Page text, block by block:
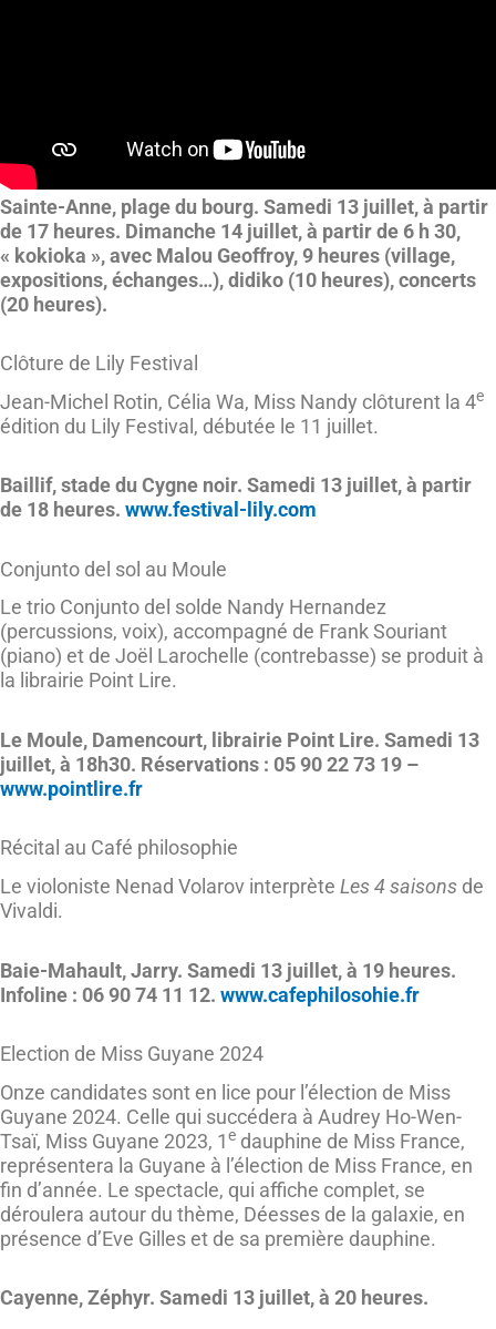
Sainte-Anne, plage du bourg. Samedi 13 juillet, à partir
de 17 heures. Dimanche 14 juillet, à partir de 6 h 30,
« kokioka », avec Malou Geoffroy, 9 heures (village,
expositions, échanges…), didiko (10 heures), concerts
(20 heures).
Clôture de Lily Festival
Jean-Michel Rotin, Célia Wa, Miss Nandy clôturent la 4e
édition du Lily Festival, débutée le 11 juillet.
Baillif, stade du Cygne noir. Samedi 13 juillet, à partir
de 18 heures. www.festival-lily.com
Conjunto del sol au Moule
Le trio Conjunto del solde Nandy Hernandez
(percussions, voix), accompagné de Frank Souriant
(piano) et de Joël Larochelle (contrebasse) se produit à
la librairie Point Lire.
Le Moule, Damencourt, librairie Point Lire. Samedi 13
juillet, à 18h30. Réservations : 05 90 22 73 19 –
www.pointlire.fr
Récital au Café philosophie
Le violoniste Nenad Volarov interprète Les 4 saisons de
Vivaldi.
Baie-Mahault, Jarry. Samedi 13 juillet, à 19 heures.
Infoline : 06 90 74 11 12. www.cafephilosohie.fr
Election de Miss Guyane 2024
Onze candidates sont en lice pour l’élection de Miss
Guyane 2024. Celle qui succédera à Audrey Ho-Wen-
Tsaï, Miss Guyane 2023, 1e dauphine de Miss France,
représentera la Guyane à l’élection de Miss France, en
fin d’année. Le spectacle, qui affiche complet, se
déroulera autour du thème, Déesses de la galaxie, en
présence d’Eve Gilles et de sa première dauphine.
Cayenne, Zéphyr. Samedi 13 juillet, à 20 heures.